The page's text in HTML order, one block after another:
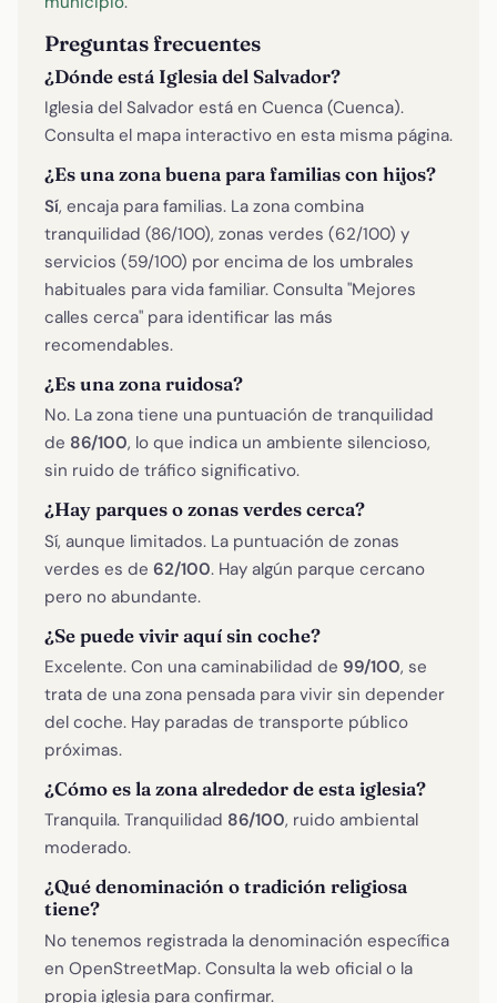
Preguntas frecuentes
¿Dónde está Iglesia del Salvador?
Iglesia del Salvador está en Cuenca (Cuenca).
Consulta el mapa interactivo en esta misma página.
¿Es una zona buena para familias con hijos?
Sí, encaja para familias. La zona combina
tranquilidad (86/100), zonas verdes (62/100) y
servicios (59/100) por encima de los umbrales
habituales para vida familiar. Consulta "Mejores
calles cerca" para identificar las más
recomendables.
¿Es una zona ruidosa?
No. La zona tiene una puntuación de tranquilidad
de 86/100, lo que indica un ambiente silencioso,
sin ruido de tráfico significativo.
¿Hay parques o zonas verdes cerca?
Sí, aunque limitados. La puntuación de zonas
verdes es de 62/100. Hay algún parque cercano
pero no abundante.
¿Se puede vivir aquí sin coche?
Excelente. Con una caminabilidad de 99/100, se
trata de una zona pensada para vivir sin depender
del coche. Hay paradas de transporte público
próximas.
¿Cómo es la zona alrededor de esta iglesia?
Tranquila. Tranquilidad 86/100, ruido ambiental
moderado.
¿Qué denominación o tradición religiosa
tiene?
No tenemos registrada la denominación específica
en OpenStreetMap. Consulta la web oficial o la
propia iglesia para confirmar.